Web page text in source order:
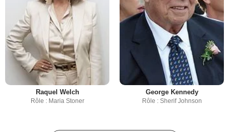
Raquel Welch
Rôle : Maria Stoner
George Kennedy
Rôle : Sherif Johnson